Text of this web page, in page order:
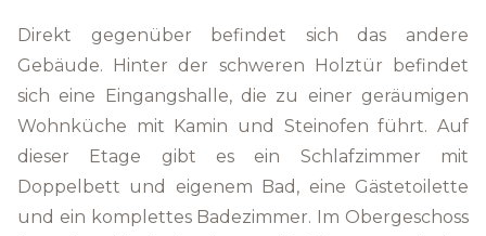
Direkt gegenüber befindet sich das andere
Gebäude. Hinter der schweren Holztür befindet
sich eine Eingangshalle, die zu einer geräumigen
Wohnküche mit Kamin und Steinofen führt. Auf
dieser Etage gibt es ein Schlafzimmer mit
Doppelbett und eigenem Bad, eine Gästetoilette
und ein komplettes Badezimmer. Im Obergeschoss